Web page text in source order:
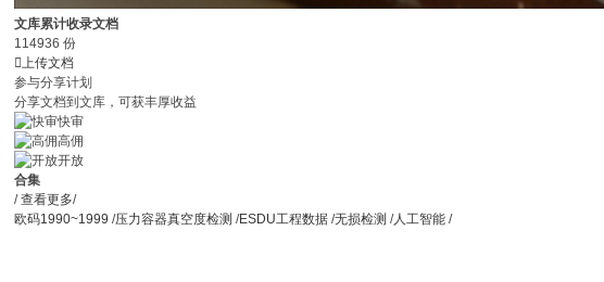
文库累计收录文档
114936 份
上传文档
参与分享计划
分享文档到文库，可获丰厚收益
快审
高佣
开放
合集
/ 查看更多/
欧码1990~1999 /压力容器真空度检测 /ESDU工程数据 /无损检测 /人工智能 /